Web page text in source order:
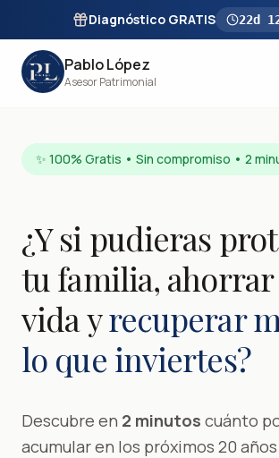
Diagnóstico GRATIS 22d
Pablo López
Asesor Patrimonial
✨ 100% Gratis • Sin compromiso • 2
¿Y si pudieras
tu familia, ahorrar
vida yrecuperar
lo que inviertes?
Descubre en 2 minutos cuánto
acumular en los próximos 20